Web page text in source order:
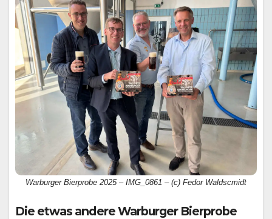
Warburger Bierprobe 2025 – IMG_0861 – (c) Fedor Waldscmidt
Die etwas andere Warburger Bierprobe